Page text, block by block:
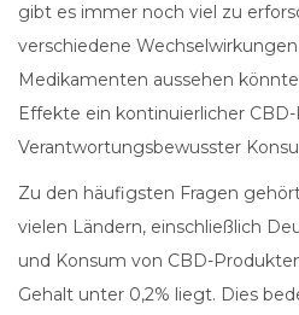
gibt es immer noch viel zu
verschiedene
Medikamenten aussehen
Effekte ein kontinuierlicher
Verantwortungsbewusster
Zu den häufigsten Fragen
vielen Ländern, einschließlich
und Konsum von CBD-
Gehalt unter 0,2% liegt. Dies